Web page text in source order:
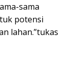
sama
potensi
lahan.”tukas